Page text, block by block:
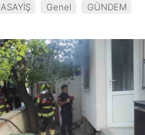
WhatsApp İhbar
Hattı
ASAYİŞ Genel GÜNDEM